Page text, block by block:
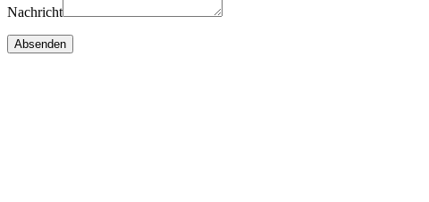
Nachricht